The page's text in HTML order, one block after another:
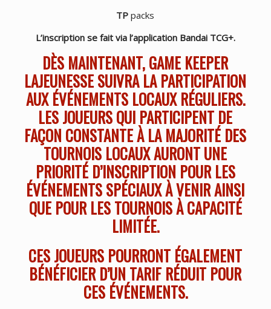
TP packs
L’inscription se fait via l’application Bandai TCG+.
DÈS MAINTENANT, GAME KEEPER
LAJEUNESSE SUIVRA LA PARTICIPATION
AUX ÉVÉNEMENTS LOCAUX RÉGULIERS.
LES JOUEURS QUI PARTICIPENT DE
FAÇON CONSTANTE À LA MAJORITÉ DES
TOURNOIS LOCAUX AURONT UNE
PRIORITÉ D’INSCRIPTION POUR LES
ÉVÉNEMENTS SPÉCIAUX À VENIR AINSI
QUE POUR LES TOURNOIS À CAPACITÉ
LIMITÉE.
CES JOUEURS POURRONT ÉGALEMENT
BÉNÉFICIER D’UN TARIF RÉDUIT POUR
CES ÉVÉNEMENTS.